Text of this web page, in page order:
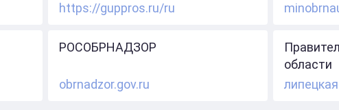
https://guppros.ru/ru
РОСОБРНАДЗОР
obrnadzor.gov.ru
области